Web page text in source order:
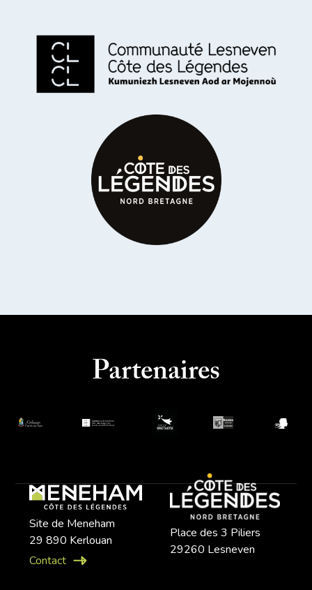
Partenaires
Site de Meneham
29 890 Kerlouan
Contact
Place des 3 Piliers
29260 Lesneven